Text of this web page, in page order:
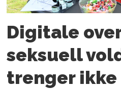
Digitale
seksuell
trenger ikke